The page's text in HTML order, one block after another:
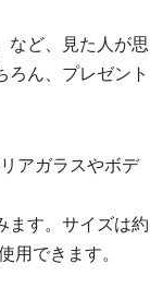
など、見た人が思
ろん、プレゼント
アガラスやボデ
ます。サイズは約
用できます。